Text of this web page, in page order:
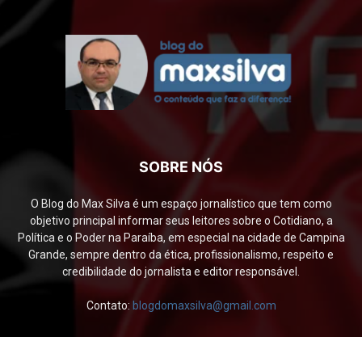
SOBRE NÓS
O Blog do Max Silva é um espaço jornalístico que tem como
objetivo principal informar seus leitores sobre o Cotidiano, a
Política e o Poder na Paraíba, em especial na cidade de Campina
Grande, sempre dentro da ética, profissionalismo, respeito e
credibilidade do jornalista e editor responsável.
Contato: blogdomaxsilva@gmail.com